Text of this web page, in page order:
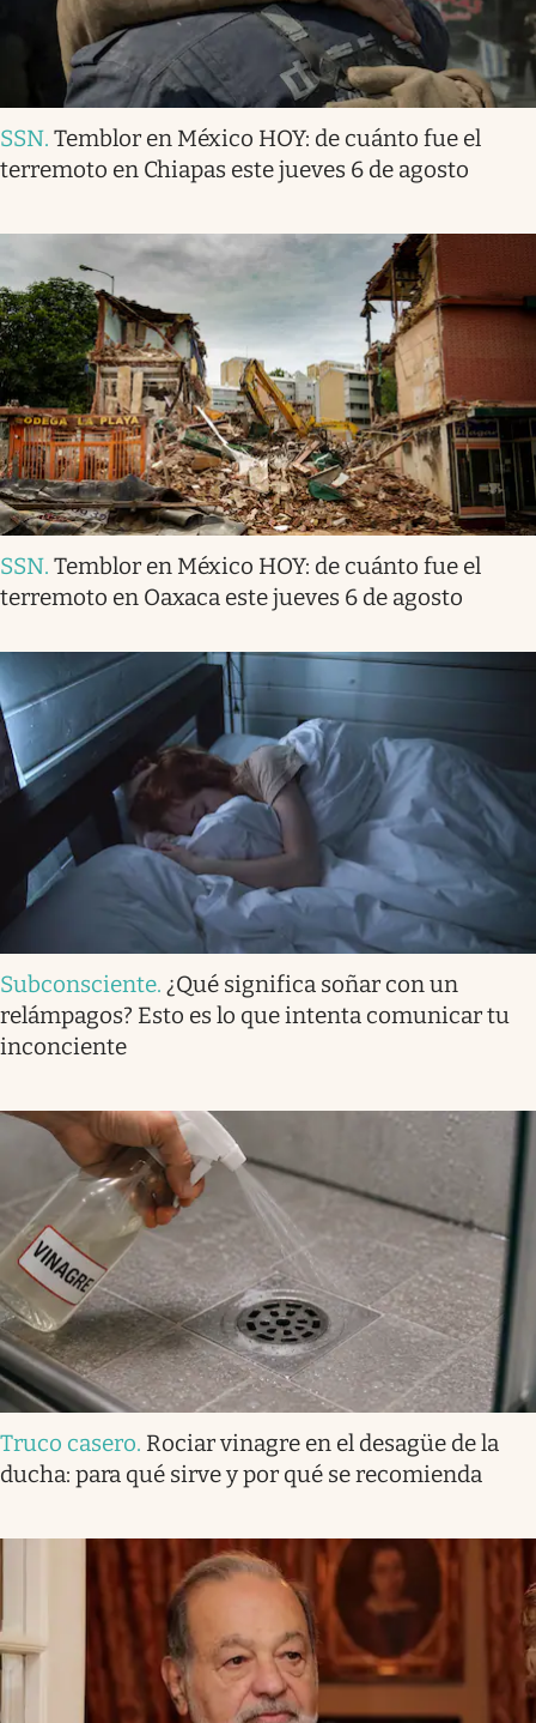
SSN. Temblor en México HOY: de cuánto fue el
terremoto en Chiapas este jueves 6 de agosto
SSN. Temblor en México HOY: de cuánto fue el
terremoto en Oaxaca este jueves 6 de agosto
Subconsciente. ¿Qué significa soñar con un
relámpagos? Esto es lo que intenta comunicar tu
inconciente
Truco casero. Rociar vinagre en el desagüe de la
ducha: para qué sirve y por qué se recomienda